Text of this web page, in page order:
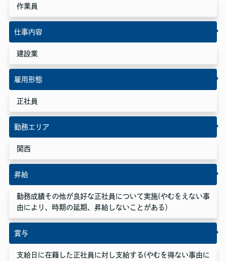
作業員
仕事内容
建設業
雇用形態
正社員
勤務エリア
関西
昇給
勤務成績その他が良好な正社員について実施(やむをえない事
由により、時期の延期、昇給しないことがある）
賞与
支給日に在籍した正社員に対し支給する(やむを得ない事由に